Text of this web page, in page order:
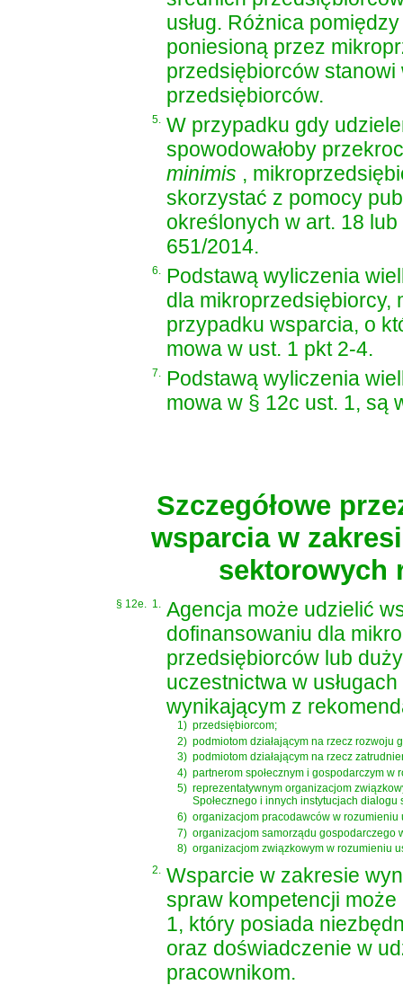
usług. Różnica
poniesioną przez
przedsiębiorców
przedsiębiorców.
5. W przypadku gdy
spowodowałoby
minimis ,
skorzystać z pomocy
określonych w art. 18
651/2014.
6. Podstawą wyliczenia
dla mikroprzedsiębiorcy,
przypadku wsparcia, o
mowa w ust. 1 pkt 2-4.
7. Podstawą wyliczenia
mowa w § 12c ust. 1, są
Szczegółowe
wsparcia w
sektorowych
§ 12e. 1. Agencja może udzielić
dofinansowaniu dla
przedsiębiorców lub
uczestnictwa w
wynikającym z
1) przedsiębiorcom;
2) podmiotom działającym na rzecz rozwoju
3) podmiotom działającym na rzecz
4) partnerom społecznym i gospodarczym w
5) reprezentatywnym organizacjom
Społecznego i innych instytucjach dialogu
6) organizacjom pracodawców w rozumieniu
7) organizacjom samorządu gospodarczego
8) organizacjom związkowym w rozumieniu
2.
Wsparcie w zakresie
spraw kompetencji
1, który posiada
oraz doświadczenie w
pracownikom.